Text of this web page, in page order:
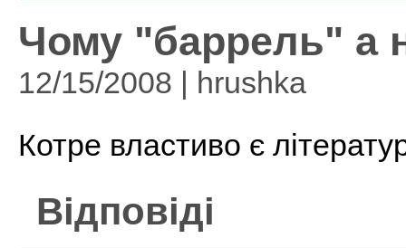
Чому "баррель" а
12/15/2008 | hrushka
Котре властиво є
Відповіді